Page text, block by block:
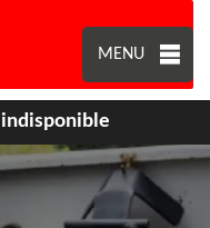
MENU
indisponible